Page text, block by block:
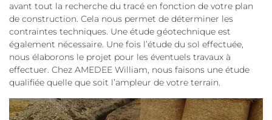
avant tout la recherche du tracé en fonction de votre plan
de construction. Cela nous permet de déterminer les
contraintes techniques. Une étude géotechnique est
également nécessaire. Une fois l’étude du sol effectuée,
nous élaborons le projet pour les éventuels travaux à
effectuer. Chez AMEDEE William, nous faisons une étude
qualifiée quelle que soit l’ampleur de votre terrain.